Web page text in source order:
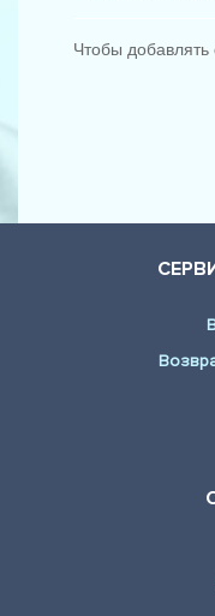
Чтобы добавлять